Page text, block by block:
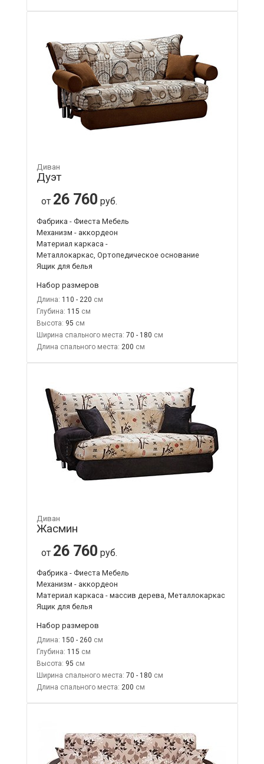
Диван
Дуэт
от 26 760 руб.
Фабрика - Фиеста Мебель
Механизм - аккордеон
Материал каркаса -
Металлокаркас, Ортопедическое основание
Ящик для белья
Набор размеров
Длина: 110 - 220
Глубина: 115
Высота: 95
Ширина спального места: 70 - 180
Длина спального места: 200
Диван
Жасмин
от 26 760 руб.
Фабрика - Фиеста Мебель
Механизм - аккордеон
Материал каркаса - массив дерева, Металлокаркас
Ящик для белья
Набор размеров
Длина: 150 - 260
Глубина: 115
Высота: 95
Ширина спального места: 70 - 180
Длина спального места: 200